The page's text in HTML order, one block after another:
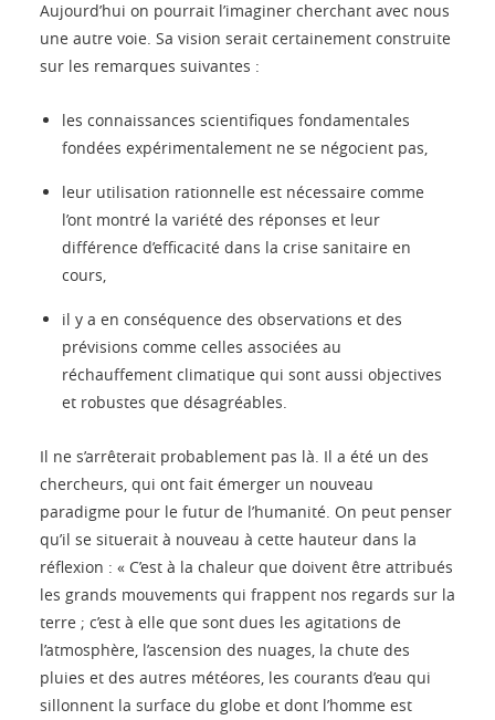
Aujourd’hui on pourrait l’imaginer cherchant avec nous
une autre voie. Sa vision serait certainement construite
sur les remarques suivantes :
les connaissances scientifiques fondamentales
fondées expérimentalement ne se négocient pas,
leur utilisation rationnelle est nécessaire comme
l’ont montré la variété des réponses et leur
différence d’efficacité dans la crise sanitaire en
cours,
il y a en conséquence des observations et des
prévisions comme celles associées au
réchauffement climatique qui sont aussi objectives
et robustes que désagréables.
Il ne s’arrêterait probablement pas là. Il a été un des
chercheurs, qui ont fait émerger un nouveau
paradigme pour le futur de l’humanité. On peut penser
qu’il se situerait à nouveau à cette hauteur dans la
réflexion : « C’est à la chaleur que doivent être attribués
les grands mouvements qui frappent nos regards sur la
terre ; c’est à elle que sont dues les agitations de
l’atmosphère, l’ascension des nuages, la chute des
pluies et des autres météores, les courants d’eau qui
sillonnent la surface du globe et dont l’homme est